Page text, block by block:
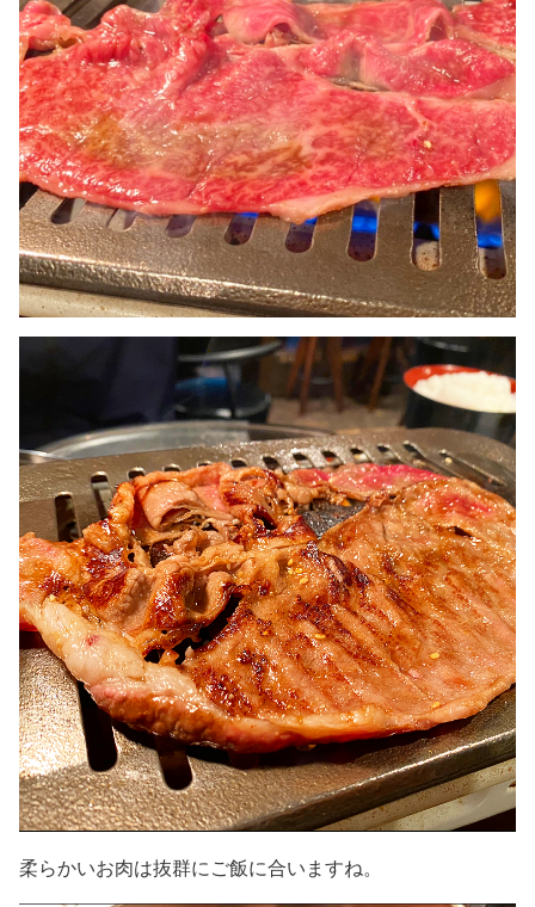
柔らかいお肉は抜群にご飯に合いますね。